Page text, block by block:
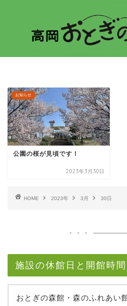
お知らせ
公園の桜が見頃です！
2023年3月30日
HOME 2023年 3月 30日
施設の休館日と開館時間
おとぎの森館・森のふれあい